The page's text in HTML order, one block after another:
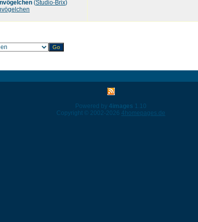
(Studio-Brix)
Powered by 4images 1.10
Copyright © 2002-2026 4homepages.de